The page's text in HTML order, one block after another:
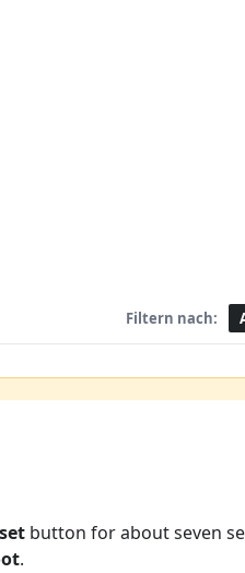
Filtern nach:
button for about seven
.